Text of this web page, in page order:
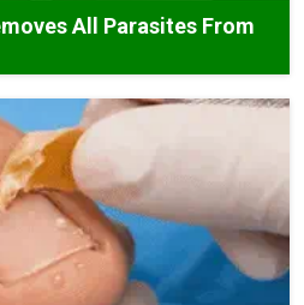
All Parasites From